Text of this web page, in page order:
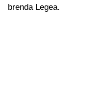
brenda Legea.